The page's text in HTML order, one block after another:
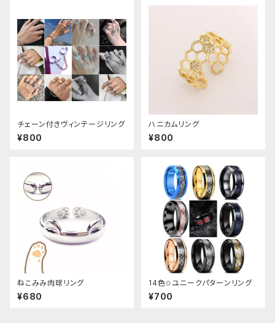
チェーン付きヴィンテージリング
¥800
ハニカムリング
¥800
ねこみみ肉球リング
¥680
14色✩ユニークパターンリング
¥700